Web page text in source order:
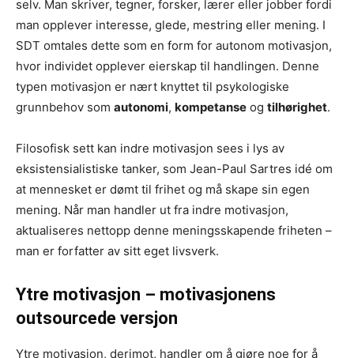
selv. Man skriver, tegner, forsker, lærer eller jobber fordi
man opplever interesse, glede, mestring eller mening. I
SDT omtales dette som en form for autonom motivasjon,
hvor individet opplever eierskap til handlingen. Denne
typen motivasjon er nært knyttet til psykologiske
grunnbehov som autonomi, kompetanse og tilhørighet.
Filosofisk sett kan indre motivasjon sees i lys av
eksistensialistiske tanker, som Jean-Paul Sartres idé om
at mennesket er dømt til frihet og må skape sin egen
mening. Når man handler ut fra indre motivasjon,
aktualiseres nettopp denne meningsskapende friheten –
man er forfatter av sitt eget livsverk.
Ytre motivasjon – motivasjonens
outsourcede versjon
Ytre motivasjon, derimot, handler om å gjøre noe for å